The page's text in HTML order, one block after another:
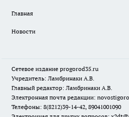
Главная
Новости
Сетевое издание progorod35.ru
Учредитель: Ламбринаки А.В.
Главный редактор: Ламбринаки А.В.
Электронная почта редакции:
Телефоны: 8(8212)39-14-42, 89041001090